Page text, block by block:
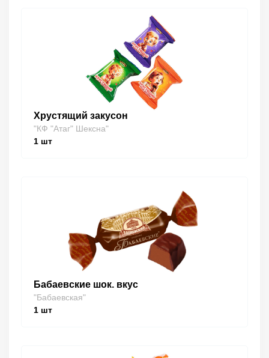
Хрустящий закусон
"КФ "Атаг" Шексна"
1 шт
Бабаевские шок. вкус
"Бабаевская"
1 шт